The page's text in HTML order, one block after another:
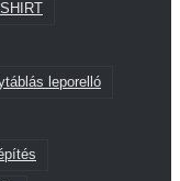
leporelló